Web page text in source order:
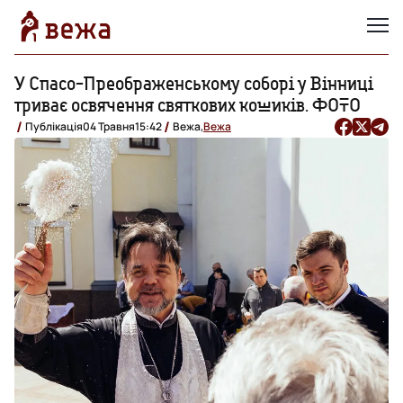
У Спасо-Преображенському соборі у Вінниці
триває освячення святкових кошиків. ФОТО
Публікація04 Травня15:42 Вежа,Вежа